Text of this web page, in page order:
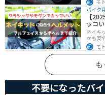
確保、
モ
バイク
【
ッコ
ネイキ
かも安
フェイ
び方も
ランま
モ
も
不要になったバ